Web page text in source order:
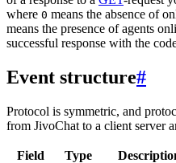
where 0 means the absence of
means the presence of agents
successful response with the
Event structure#
Protocol is symmetric, and
from JivoChat to a client server
Field Type